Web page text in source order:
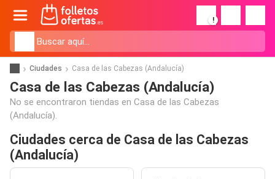
!
Ciudades Casa de las Cabezas (Andalucía)
Casa de las Cabezas (Andalucía)
No se encontraron tiendas en Casa de las Cabezas
(Andalucía).
Ciudades cerca de Casa de las Cabezas
(Andalucía)